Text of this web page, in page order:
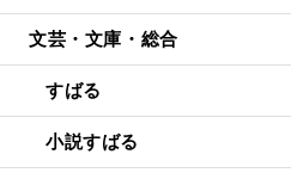
文芸・文庫・総合
すばる
小説すばる